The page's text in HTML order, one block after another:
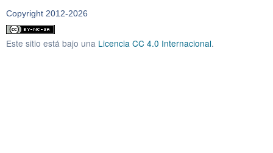
Copyright 2012-2026
Este sitio está bajo una Licencia CC 4.0 Internacional.